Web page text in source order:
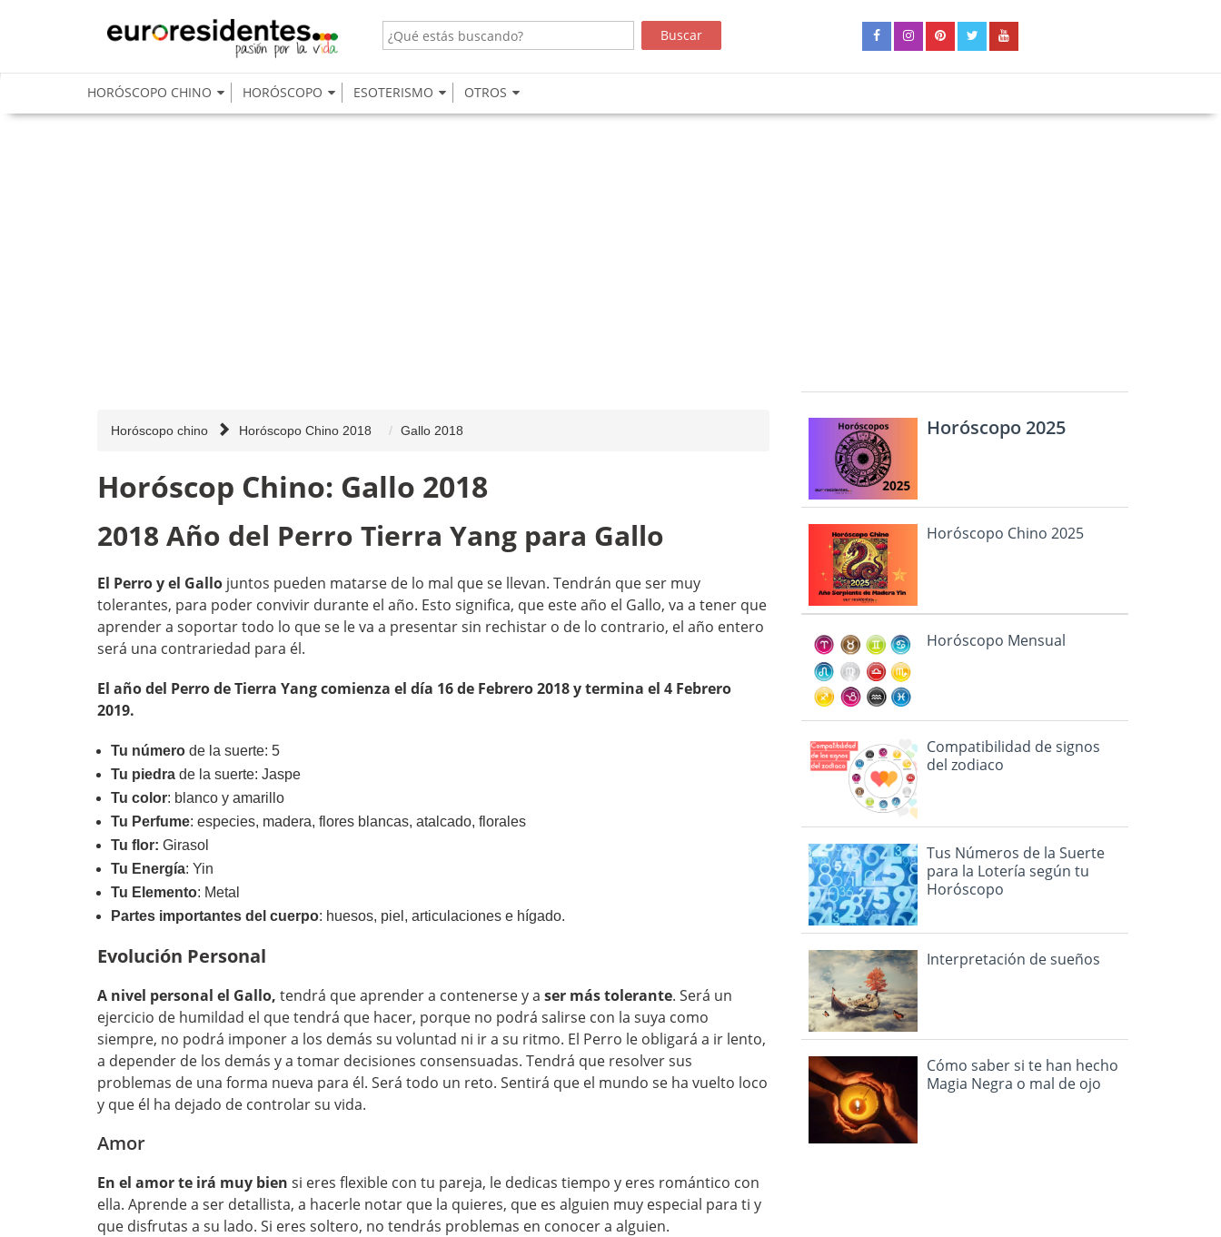
HORÓSCOPO CHINO HORÓSCOPO ESOTERISMO OTROS
Horóscopo chino Horóscopo Chino 2018 Gallo 2018
Horóscop Chino: Gallo 2018
2018 Año del Perro Tierra Yang para Gallo
El Perro y el Gallo juntos pueden matarse de lo mal que se llevan. Tendrán que ser muy
tolerantes, para poder convivir durante el año. Esto significa, que este año el Gallo, va a tener que
aprender a soportar todo lo que se le va a presentar sin rechistar o de lo contrario, el año entero
será una contrariedad para él.
El año del Perro de Tierra Yang comienza el día 16 de Febrero 2018 y termina el 4 Febrero
2019.
Tu número de la suerte: 5
Tu piedra de la suerte: Jaspe
Tu color: blanco y amarillo
Tu Perfume: especies, madera, flores blancas, atalcado, florales
Tu flor: Girasol
Tu Energía: Yin
Tu Elemento: Metal
Partes importantes del cuerpo: huesos, piel, articulaciones e hígado.
Evolución Personal
A nivel personal el Gallo, tendrá que aprender a contenerse y a ser más tolerante. Será un
ejercicio de humildad el que tendrá que hacer, porque no podrá salirse con la suya como
siempre, no podrá imponer a los demás su voluntad ni ir a su ritmo. El Perro le obligará a ir lento,
a depender de los demás y a tomar decisiones consensuadas. Tendrá que resolver sus
problemas de una forma nueva para él. Será todo un reto. Sentirá que el mundo se ha vuelto loco
y que él ha dejado de controlar su vida.
Amor
En el amor te irá muy bien si eres flexible con tu pareja, le dedicas tiempo y eres romántico con
ella. Aprende a ser detallista, a hacerle notar que la quieres, que es alguien muy especial para ti y
que disfrutas a su lado. Si eres soltero, no tendrás problemas en conocer a alguien.
Horóscopo 2025
Horóscopo Chino 2025
Horóscopo Mensual
Compatibilidad de signos
del zodiaco
Tus Números de la Suerte
para la Lotería según tu
Horóscopo
Interpretación de sueños
Cómo saber si te han hecho
Magia Negra o mal de ojo